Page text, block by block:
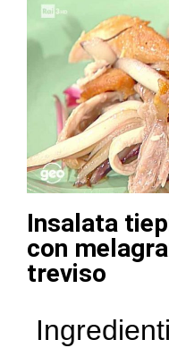
Insalata
con
treviso